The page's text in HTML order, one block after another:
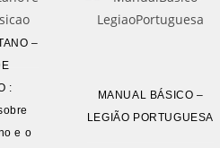
–
:
e o
MANUAL BÁSICO –
LEGIÃO PORTUGUESA